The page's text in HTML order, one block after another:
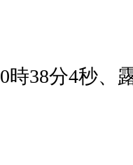
時38分4秒、